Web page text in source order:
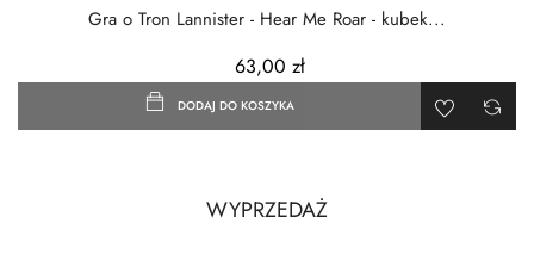
Gra o Tron Lannister - Hear Me Roar - kubek...
63,00 zł
DODAJ DO KOSZYKA
WYPRZEDAŻ